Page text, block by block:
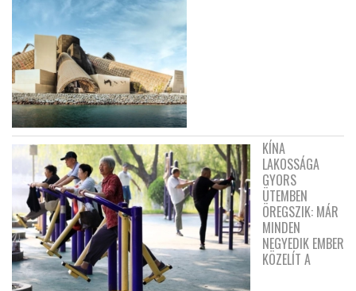
KÍNA
LAKOSSÁGA
GYORS
ÜTEMBEN
ÖREGSZIK: MÁR
MINDEN
NEGYEDIK EMBER
KÖZELÍT A